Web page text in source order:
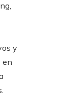
y
en